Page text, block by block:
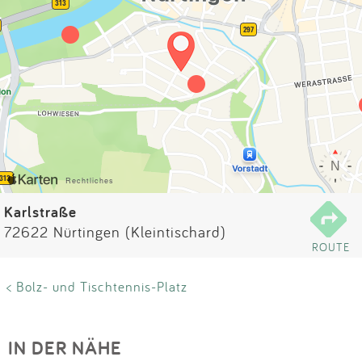
Blog
Partner
Kontakt
Impressum
Karlstraße
72622 Nürtingen (Kleintischard)
ROUTE
< Bolz- und Tischtennis-Platz
IN DER NÄHE